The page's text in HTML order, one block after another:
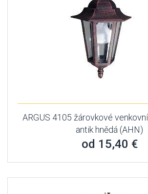
ARGUS 4105 žárovkové
antik hnědá (AHN)
od 15,40 €